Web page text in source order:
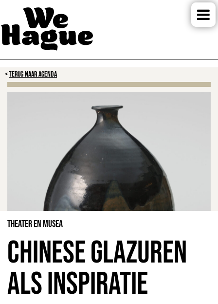
TERUG NAAR AGENDA
Theater en Musea
Chinese glazuren
als inspiratie